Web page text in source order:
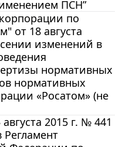
ПСН”
по
от 18 августа
изменений в
нормативных
нормативных
«Росатом» (не
2015 г. № 441